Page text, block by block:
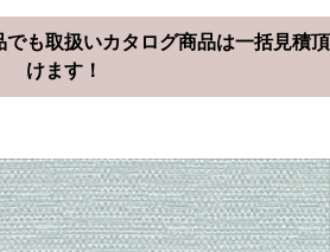
でも取扱いカタログ商品は一括見積頂
けます！